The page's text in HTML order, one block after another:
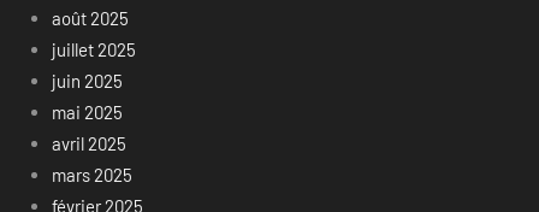
août 2025
juillet 2025
juin 2025
mai 2025
avril 2025
mars 2025
février 2025